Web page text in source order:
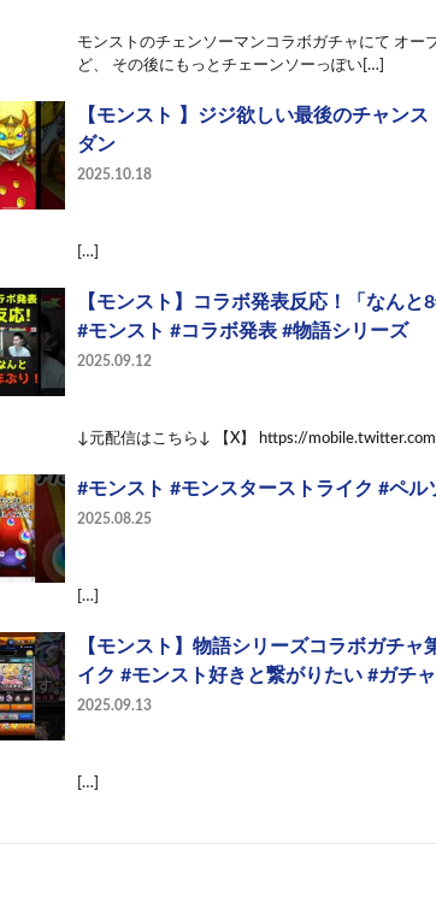
モンストのチェンソーマンコラボガチャにて オ
ど、 その後にもっとチェーンソーっぽい[…]
【モンスト 】ジジ欲しい最後のチャン
ダン
2025.10.18
[…]
【モンスト】コラボ発表反応！「なん
#モンスト #コラボ発表 #物語シリーズ
2025.09.12
↓元配信はこちら↓ 【X】 https://
#モンスト #モンスターストライク #ペル
2025.08.25
[…]
【モンスト】物語シリーズコラボガチ
イク #モンスト好きと繋がりたい #ガチ
2025.09.13
[…]